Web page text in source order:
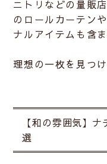
ニトリなどの量販
のロールカーテンや
ナルアイテム も含
理想の一枚を見つ
【和の雰囲気】
選